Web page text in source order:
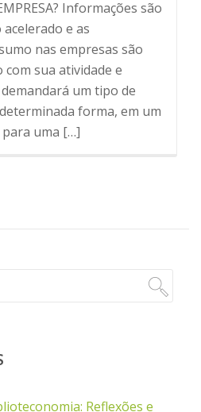
Informações são
e as
nas empresas são
com sua atividade e
um tipo de
forma, em um
uma […]
Reflexões e